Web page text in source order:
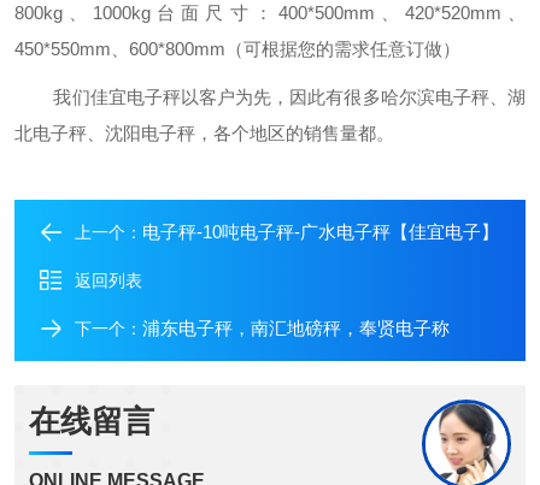
800kg、1000kg 台面尺寸：400*500mm、420*520mm、
450*550mm、600*800mm（可根据您的需求任意订做）
我们佳宜电子秤以客户为先，因此有很多哈尔滨电子秤、湖
北电子秤、沈阳电子秤，各个地区的销售量都。
上一个： 电子秤-10吨电子秤-广水电子秤【佳宜电子】
返回列表
下一个： 浦东电子秤，南汇地磅秤，奉贤电子称
在线留言
ONLINE MESSAGE